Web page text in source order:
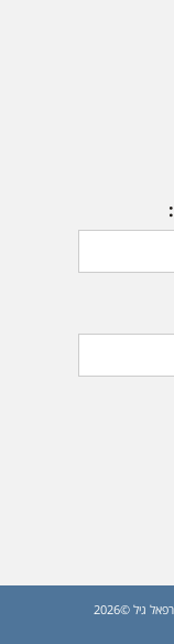
כל הזכויות שמורות לאיגוד המהנדסים והמהנדס רפאל גיל ©2026